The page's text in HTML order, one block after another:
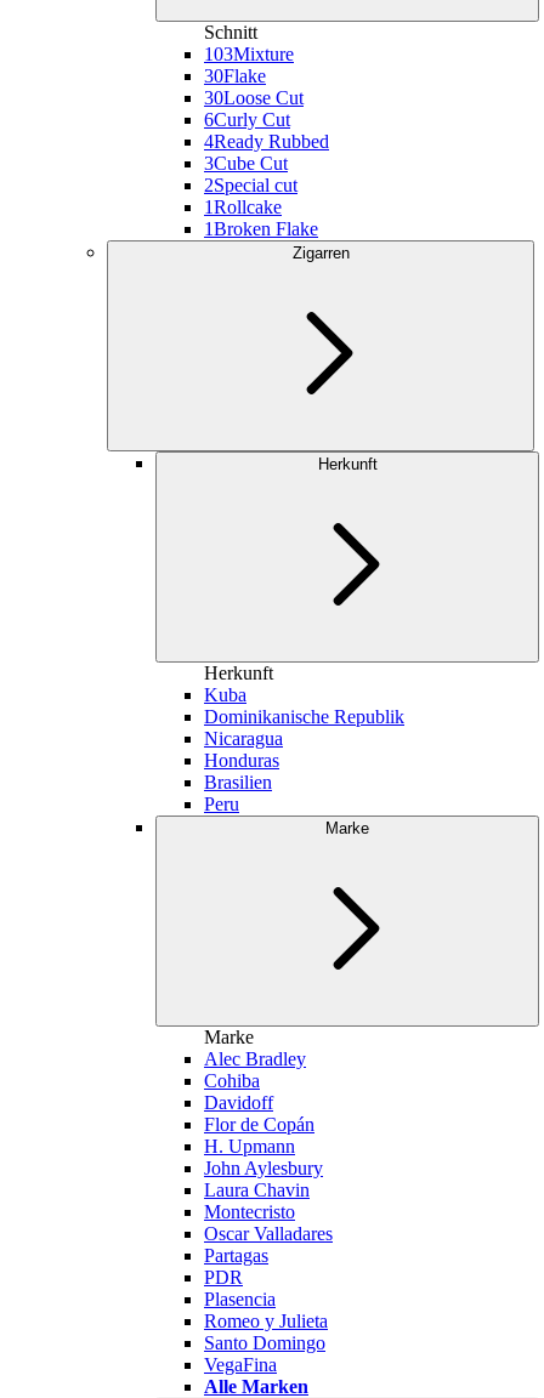
Schnitt
103Mixture
30Flake
30Loose Cut
6Curly Cut
4Ready Rubbed
3Cube Cut
2Special cut
1Rollcake
1Broken Flake
Zigarren
Herkunft
Herkunft
Kuba
Dominikanische Republik
Nicaragua
Honduras
Brasilien
Peru
Marke
Marke
Alec Bradley
Cohiba
Davidoff
Flor de Copán
H. Upmann
John Aylesbury
Laura Chavin
Montecristo
Oscar Valladares
Partagas
PDR
Plasencia
Romeo y Julieta
Santo Domingo
VegaFina
Alle Marken